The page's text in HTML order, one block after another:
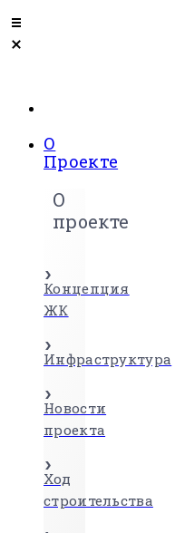
О
Проекте
О
проекте
Концепция
ЖК
Инфраструктура
Новости
проекта
Ход
строительства